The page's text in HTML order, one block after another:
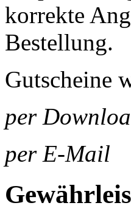
korrekte
Bestellung.
Gutscheine
per
per E-Mail